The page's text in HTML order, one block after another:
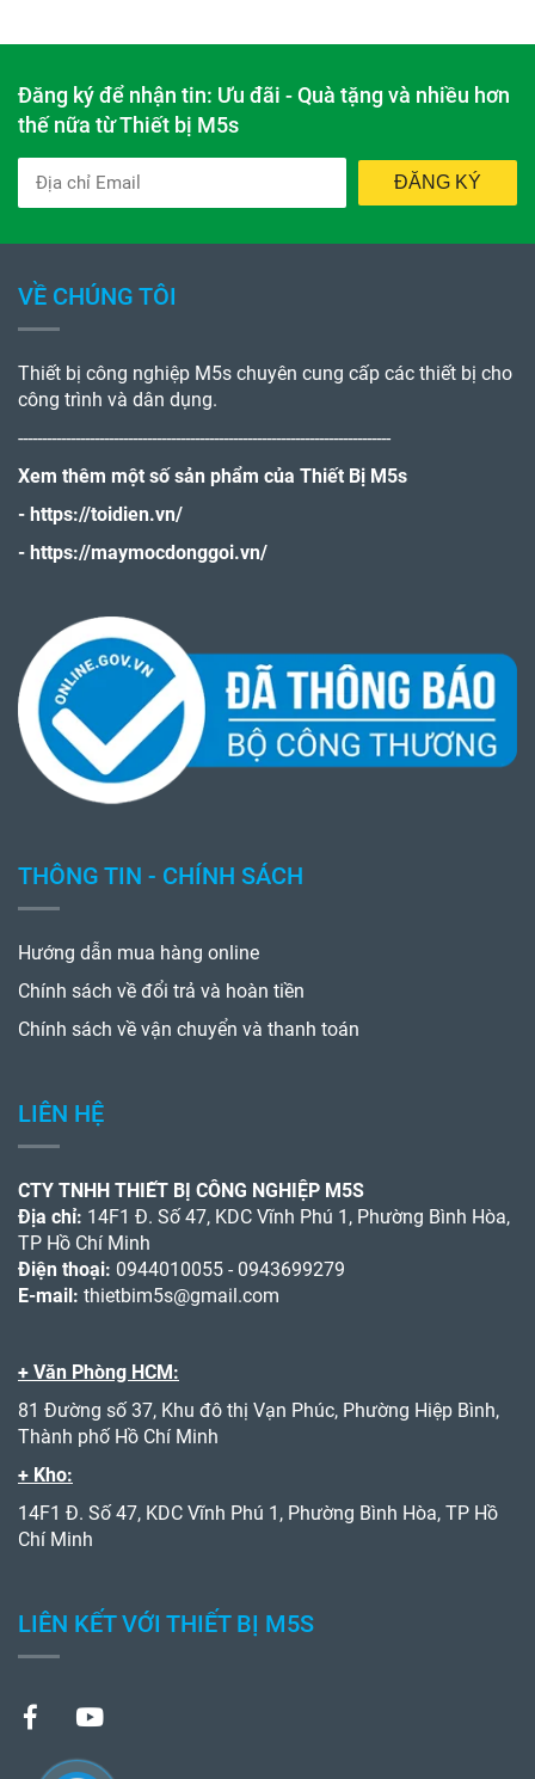
Đăng ký để nhận tin: Ưu đãi - Quà tặng và nhiều hơn
thế nữa từ Thiết bị M5s
ĐĂNG KÝ
VỀ CHÚNG TÔI
Thiết bị công nghiệp M5s chuyên cung cấp các thiết bị cho
công trình và dân dụng.
------------------------------------------------------------------------------
Xem thêm một số sản phẩm của Thiết Bị M5s
- https://toidien.vn/
- https://maymocdonggoi.vn/
THÔNG TIN - CHÍNH SÁCH
Hướng dẫn mua hàng online
Chính sách về đổi trả và hoàn tiền
Chính sách về vận chuyển và thanh toán
LIÊN HỆ
CTY TNHH THIẾT BỊ CÔNG NGHIỆP M5S
Địa chỉ: 14F1 Đ. Số 47, KDC Vĩnh Phú 1, Phường Bình Hòa,
TP Hồ Chí Minh
Điện thoại: 0944010055 - 0943699279
E-mail: thietbim5s@gmail.com
+ Văn Phòng HCM:
81 Đường số 37, Khu đô thị Vạn Phúc, Phường Hiệp Bình,
Thành phố Hồ Chí Minh
+ Kho:
14F1 Đ. Số 47, KDC Vĩnh Phú 1, Phường Bình Hòa, TP Hồ
Chí Minh
LIÊN KẾT VỚI THIẾT BỊ M5S